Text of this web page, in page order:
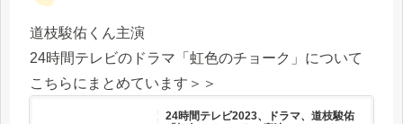
道枝駿佑くん主演
24時間テレビのドラマ「虹色のチョーク」について
こちらにまとめています＞＞
24時間テレビ2023、ドラマ、道枝駿佑